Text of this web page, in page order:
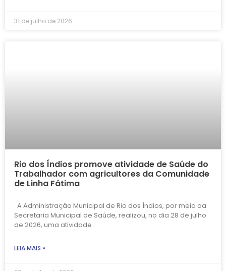
31 de julho de 2026
Rio dos Índios promove atividade de Saúde do
Trabalhador com agricultores da Comunidade
de Linha Fátima
A Administração Municipal de Rio dos Índios, por meio da
Secretaria Municipal de Saúde, realizou, no dia 28 de julho
de 2026, uma atividade
LEIA MAIS »